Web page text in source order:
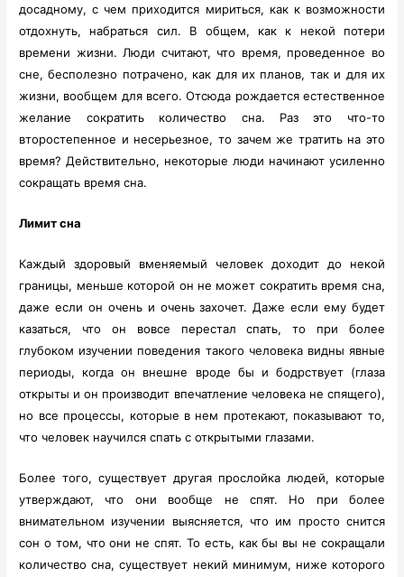
досадному, с чем приходится мириться, как к возможности
отдохнуть, набраться сил. В общем, как к некой потери
времени жизни. Люди считают, что время, проведенное во
сне, бесполезно потрачено, как для их планов, так и для их
жизни, вообщем для всего. Отсюда рождается естественное
желание сократить количество сна. Раз это что-то
второстепенное и несерьезное, то зачем же тратить на это
время? Действительно, некоторые люди начинают усиленно
сокращать время сна.
Лимит сна
Каждый здоровый вменяемый человек доходит до некой
границы, меньше которой он не может сократить время сна,
даже если он очень и очень захочет. Даже если ему будет
казаться, что он вовсе перестал спать, то при более
глубоком изучении поведения такого человека видны явные
периоды, когда он внешне вроде бы и бодрствует (глаза
открыты и он производит впечатление человека не спящего),
но все процессы, которые в нем протекают, показывают то,
что человек научился спать с открытыми глазами.
Более того, существует другая прослойка людей, которые
утверждают, что они вообще не спят. Но при более
внимательном изучении выясняется, что им просто снится
сон о том, что они не спят. То есть, как бы вы не сокращали
количество сна, существует некий минимум, ниже которого